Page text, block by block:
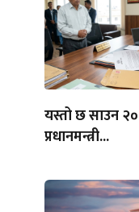
यस्तो छ साउन
प्रधानमन्त्री...